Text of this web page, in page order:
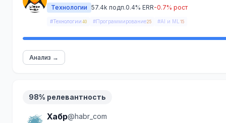
Технологии 57.4k подп.0.4% ERR-0.7% рост
#Технологии 40 #Программирование25 #AI и ML 15
Анализ →
98% релевантность
Хабр@habr_com